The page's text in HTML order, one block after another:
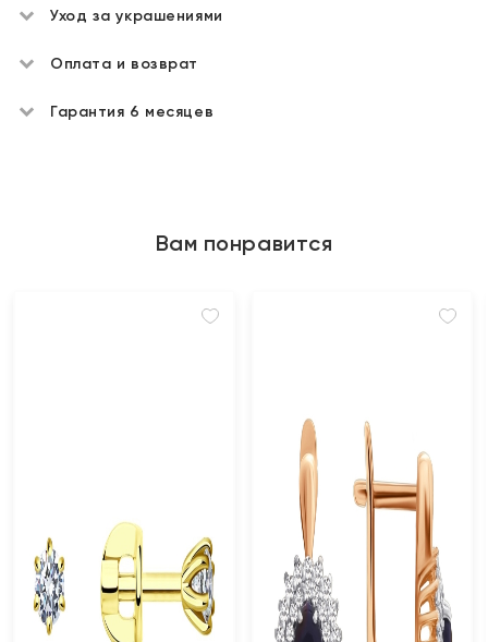
Уход за украшениями
Оплата и возврат
Гарантия 6 месяцев
Вам понравится